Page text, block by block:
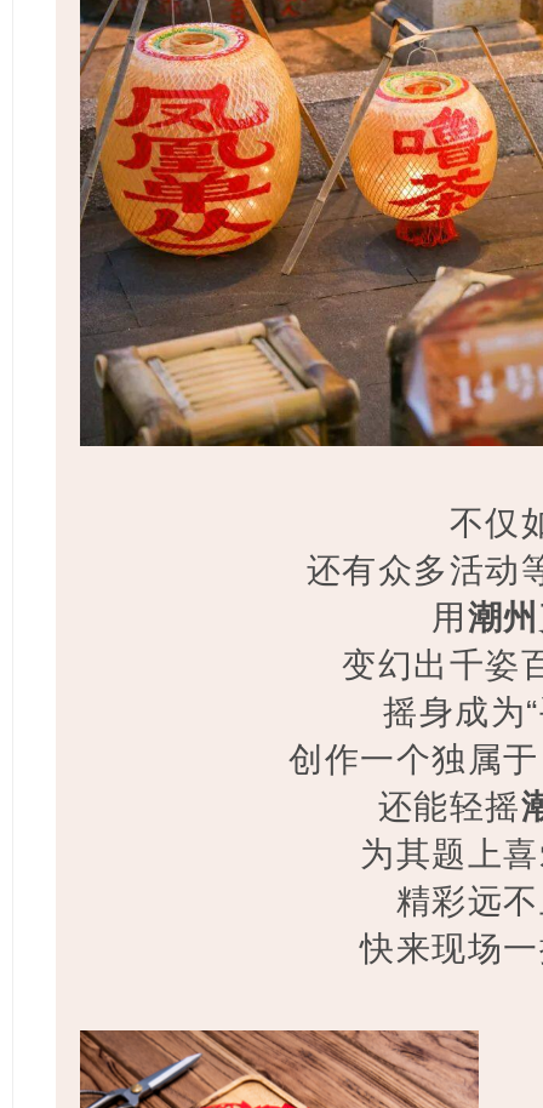
不仅
还有众多活动
用 潮
变幻出千姿
摇身成为
创作一个独属
还能轻摇
为其题上
精彩远
快来现场